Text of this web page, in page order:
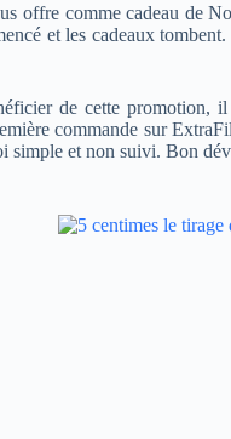
offre comme cadeau de
et les cadeaux
de cette promotion,
commande sur
simple et non suivi. Bon